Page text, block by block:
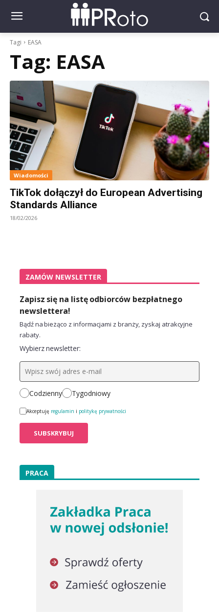
Tagi EASA
Tag: EASA
Wiadomości
TikTok dołączył do European Advertising
Standards Alliance
18/02/2026
ZAMÓW NEWSLETTER
Zapisz się na listę odbiorców bezpłatnego
newslettera!
Bądź na bieżąco z informacjami z branży, zyskaj atrakcyjne
rabaty.
Wybierz newsletter:
Codzienny Tygodniowy
Akceptuję regulamin i politykę prywatności
PRACA